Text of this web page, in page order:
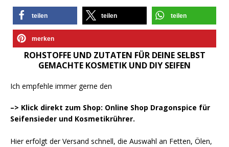
teilen teilen teilen
merken
ROHSTOFFE UND ZUTATEN FÜR DEINE SELBST
GEMACHTE KOSMETIK UND DIY SEIFEN
Ich empfehle immer gerne den
–> Klick direkt zum Shop: Online Shop Dragonspice für
Seifensieder und Kosmetikrührer.
Hier erfolgt der Versand schnell, die Auswahl an Fetten, Ölen,